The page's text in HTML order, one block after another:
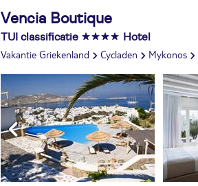
Vencia Boutique
TUI classificatie Hotel
Vakantie Griekenland Cycladen Mykonos